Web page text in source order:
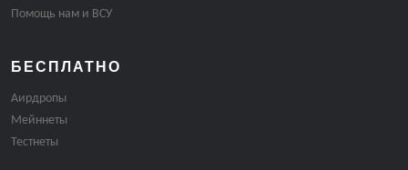
Помощь нам и ВСУ
БЕСПЛАТНО
Аирдропы
Мейннеты
Тестнеты